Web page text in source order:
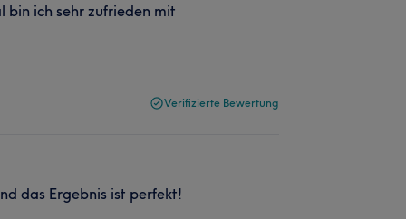
bin ich sehr zufrieden mit
Verifizierte Bewertung
das Ergebnis ist perfekt!